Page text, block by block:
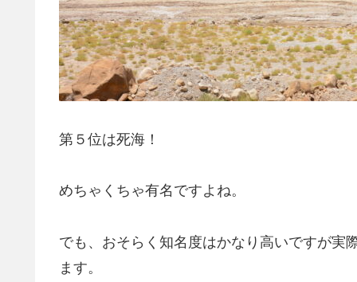
第５位は死海！
めちゃくちゃ有名ですよね。
でも、おそらく知名度はかなり高いですが実
ます。